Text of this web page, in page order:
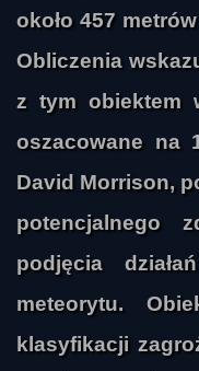
około 457
Obliczenia
z tym obiektem
oszacowane na
David Morrison,
potencjalnego
podjęcia
meteorytu.
klasyfikacji